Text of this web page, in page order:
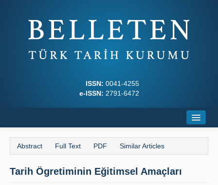
ISSN: 0041-4255
e-ISSN: 2791-6472
About
Journal Boards
Abstract Full Text PDF Similar Articles
Tarih Ögretiminin Eğitimsel Amaçları